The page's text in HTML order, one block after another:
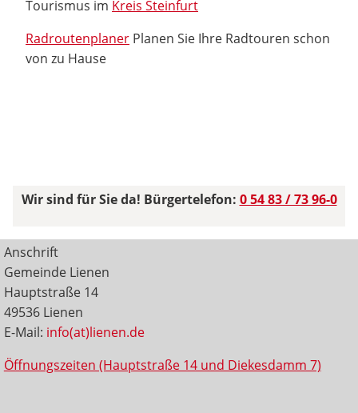
Tourismus im Kreis Steinfurt
Radroutenplaner Planen Sie Ihre Radtouren schon
von zu Hause
Wir sind für Sie da! Bürgertelefon: 0 54 83 / 73 96-0
Anschrift
Gemeinde Lienen
Hauptstraße 14
49536 Lienen
E-Mail: info(at)lienen.de
Öffnungszeiten (Hauptstraße 14 und Diekesdamm 7)